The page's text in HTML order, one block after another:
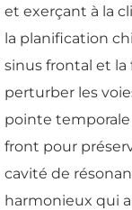
et exerçant à la
la planification
sinus frontal et la
perturber les
pointe
front pour
cavité de
harmonieux qui